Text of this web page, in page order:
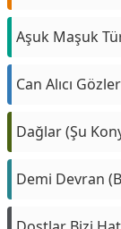
Aşuk Maşuk
Can Alıcı
Dağlar (Şu
Demi Devran